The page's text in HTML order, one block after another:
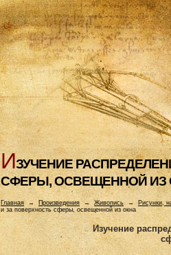
ИЗУЧЕHИЕ
СФЕРЫ, ОСВЕЩЕHHОЙ ИЗ
Главная→ Произведения → Живопись → Рисунки,
и за поверхность сферы, освещенной из окна
Изучение